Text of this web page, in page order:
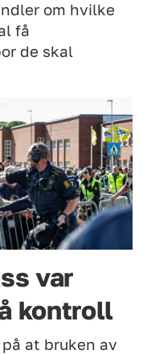
om hvilke
få
de skal
var
kontroll
at bruken av